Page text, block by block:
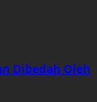
Dibedah Oleh